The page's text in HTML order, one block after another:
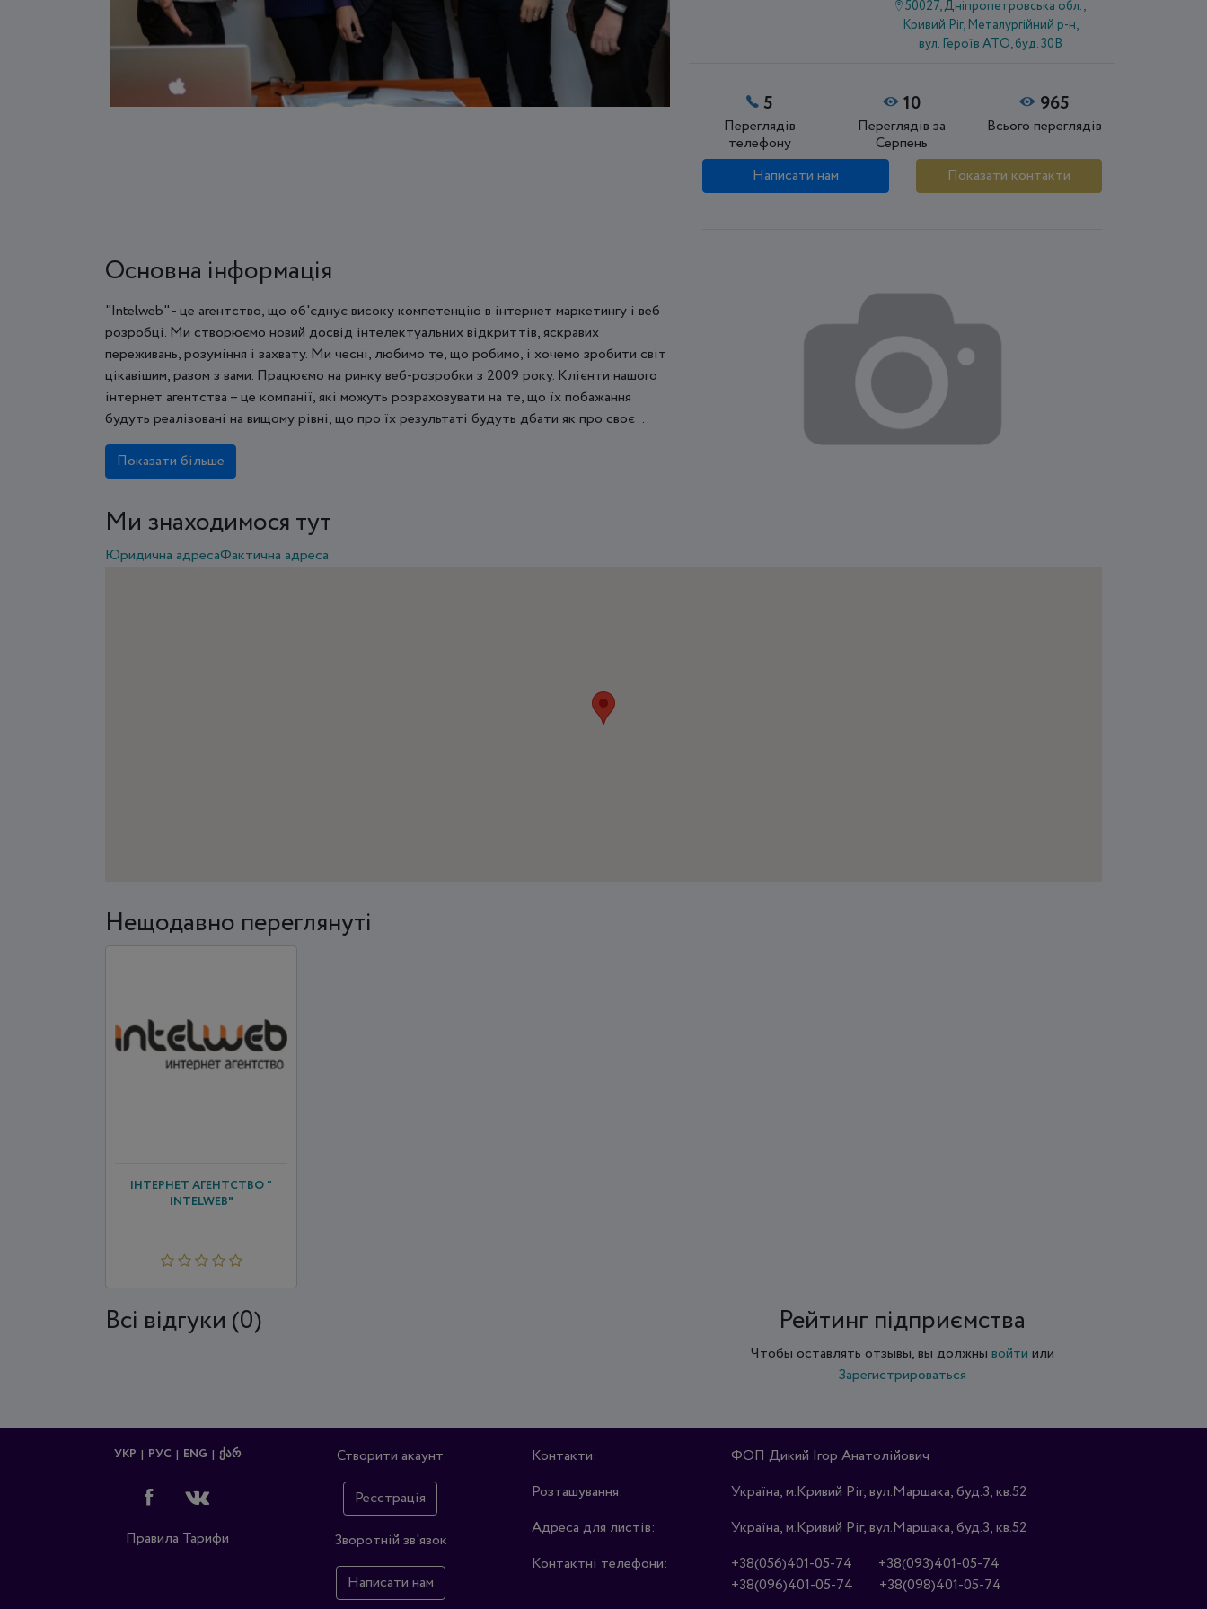
50027, Дніпропетровська обл.,
Кривий Ріг, Металургійний р-н,
вул. Героїв АТО, буд. 30В
5
Переглядів
телефону
10
Переглядів за
Серпень
965
Всього переглядів
Написати нам Показати контакти
Основна інформація
"Intelweb" - це агентство, що об'єднує високу компетенцію в інтернет маркетингу і веб
розробці. Ми створюємо новий досвід інтелектуальних відкриттів, яскравих
переживань, розуміння і захвату. Ми чесні, любимо те, що робимо, і хочемо зробити світ
цікавішим, разом з вами. Працюємо на ринку веб-розробки з 2009 року. Клієнти нашого
інтернет агентства – це компанії, які можуть розраховувати на те, що їх побажання
будуть реалізовані на вищому рівні, що про їх результаті будуть дбати як про своє ...
Показати більше
Ми знаходимося тут
Юридична адресаФактична адреса
Нещодавно переглянуті
ІНТЕРНЕТ АГЕНТСТВО "
INTELWEB"
Всi відгуки (0) Рейтинг підприємства
Чтобы оставлять отзывы, вы должны войти или
Зарегистрироваться
УКР РУС ENG ᲥᲐᲠ
Правила Тарифи
Створити акаунт
Реєстрація
Зворотній зв'язок
Написати нам
Контакти:
ФОП Дикий Ігор Анатолійович
Розташування:
Україна, м.Кривий Ріг, вул.Маршака, буд.3, кв.52
Адреса для листів:
Україна, м.Кривий Ріг, вул.Маршака, буд.3, кв.52
Контактні телефони:
+38(056)401-05-74
+38(093)401-05-74
+38(096)401-05-74
+38(098)401-05-74